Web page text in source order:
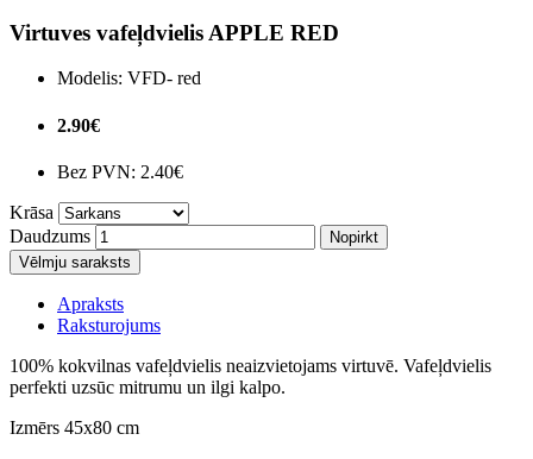
Virtuves vafeļdvielis APPLE RED
Modelis: VFD- red
2.90€
Bez PVN: 2.40€
Krāsa
Daudzums
Nopirkt
Vēlmju saraksts
Apraksts
Raksturojums
100% kokvilnas vafeļdvielis neaizvietojams virtuvē. Vafeļdvielis
perfekti uzsūc mitrumu un ilgi kalpo.
Izmērs 45x80 cm